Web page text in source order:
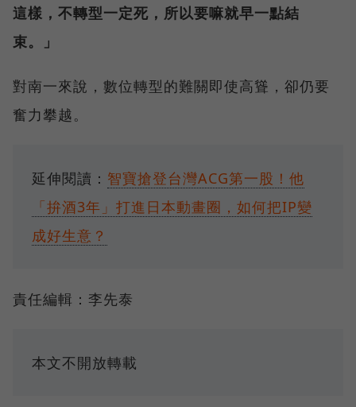
這樣，不轉型一定死，所以要嘛就早一點結
束。」
對南一來說，數位轉型的難關即使高聳，卻仍要
奮力攀越。
延伸閱讀： 智寶搶登台灣ACG第一股！他
「拚酒3年」打進日本動畫圈，如何把IP變
成好生意？
責任編輯：李先泰
本文不開放轉載